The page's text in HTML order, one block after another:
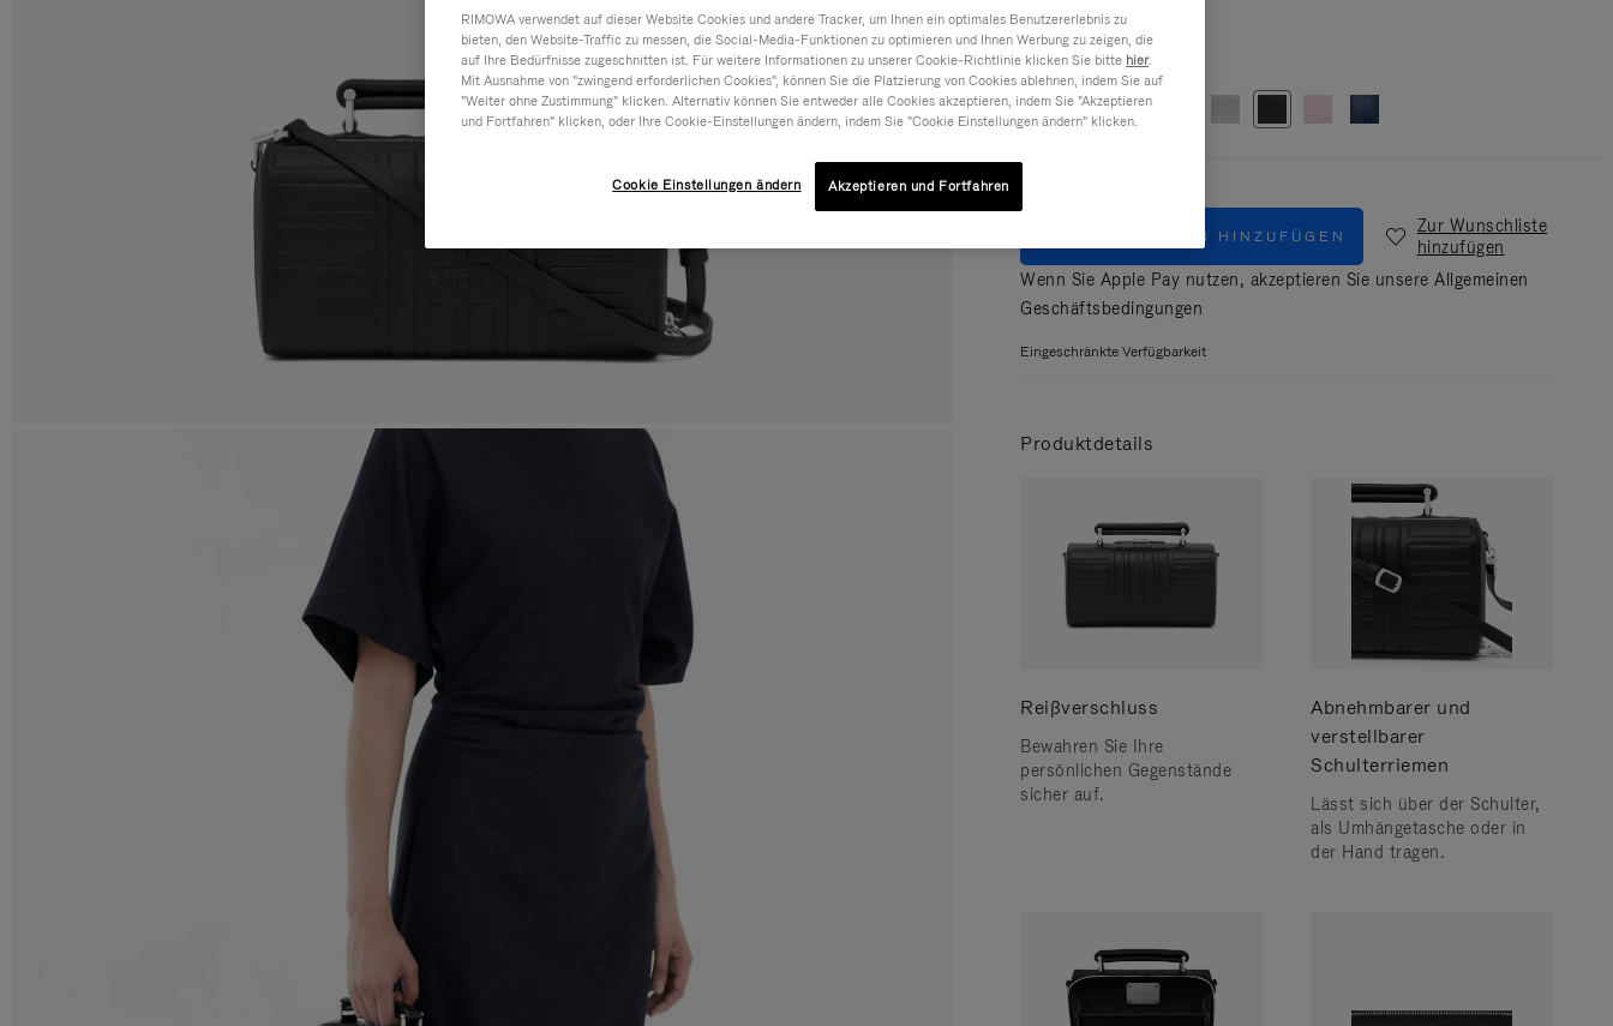
Farbe Schwarz
ZUM WARENKORB HINZUFÜGEN
Zur Wunschliste
hinzufügen
Wenn Sie Apple Pay nutzen, akzeptieren Sie unsere Allgemeinen
Geschäftsbedingungen
Eingeschränkte Verfügbarkeit
Produktdetails
Reißverschluss
Bewahren Sie Ihre
persönlichen Gegenstände
sicher auf.
Abnehmbarer und
verstellbarer
Schulterriemen
Lässt sich über der Schulter,
als Umhängetasche oder in
der Hand tragen.
RIMOWA verwendet auf dieser Website Cookies und andere Tracker, um Ihnen ein optimales Benutzererlebnis zu
bieten, den Website-Traffic zu messen, die Social-Media-Funktionen zu optimieren und Ihnen Werbung zu zeigen, die
auf Ihre Bedürfnisse zugeschnitten ist. Für weitere Informationen zu unserer Cookie-Richtlinie klicken Sie bitte hier.
Mit Ausnahme von "zwingend erforderlichen Cookies", können Sie die Platzierung von Cookies ablehnen, indem Sie auf
"Weiter ohne Zustimmung" klicken. Alternativ können Sie entweder alle Cookies akzeptieren, indem Sie "Akzeptieren
und Fortfahren" klicken, oder Ihre Cookie-Einstellungen ändern, indem Sie "Cookie Einstellungen ändern" klicken.
Cookie Einstellungen ändern Akzeptieren und Fortfahren